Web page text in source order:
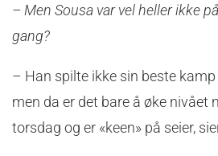
– Men Sousa var vel heller ikke
gang?
– Han spilte ikke sin beste
men da er det bare å øke nivået
torsdag og er «keen» på seier,